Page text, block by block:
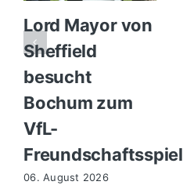
Lord Mayor von
Sheffield
besucht
Bochum zum
VfL-
Freundschaftsspiel
06. August 2026